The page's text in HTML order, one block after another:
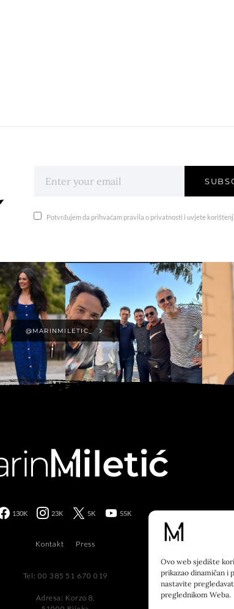
Ovo web sjedište
prikazao dinamičan i
nastavite
preglednikom Weba.
Potvrđujem da prihvaćam pravila o privatnosti i uvjete
@MARINMILETIC_
130K 23K 5K 55K
Kontakt Press
Tel: 00 385 51 670 019
Adresa: Korzo 8,